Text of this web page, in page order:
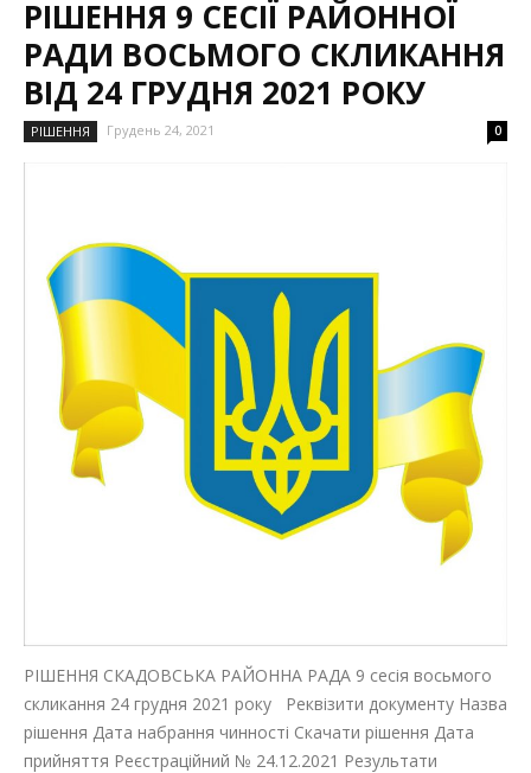
РІШЕННЯ 9 СЕСІЇ РАЙОННОЇ
РАДИ ВОСЬМОГО СКЛИКАННЯ
ВІД 24 ГРУДНЯ 2021 РОКУ
РІШЕННЯ Грудень 24, 2021 0
РІШЕННЯ СКАДОВСЬКА РАЙОННА РАДА 9 сесія восьмого
скликання 24 грудня 2021 року Реквізити документу Назва
рішення Дата набрання чинності Скачати рішення Дата
прийняття Реєстраційний № 24.12.2021 Результати